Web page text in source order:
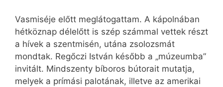
Vasmiséje előtt meglátogattam. A kápolnában
hétköznap délelőtt is szép számmal vettek részt
a hívek a szentmisén, utána zsolozsmát
mondtak. Regőczi István később a „múzeumba”
invitált. Mindszenty bíboros bútorait mutatja,
melyek a prímási palotának, illetve az amerikai